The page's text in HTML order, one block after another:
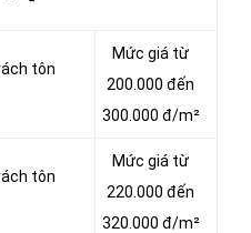
tôn
Mức giá từ
200.000 đến
300.000 đ/m²
tôn
Mức giá từ
220.000 đến
320.000 đ/m²